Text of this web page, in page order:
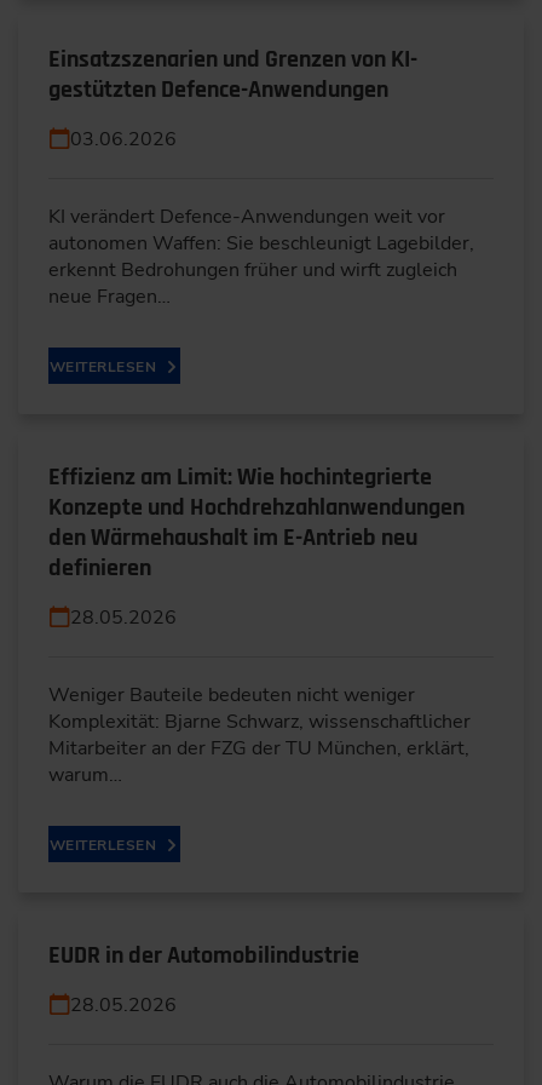
Einsatzszenarien und Grenzen von KI-
gestützten Defence-Anwendungen
03.06.2026
KI verändert Defence-Anwendungen weit vor
autonomen Waffen: Sie beschleunigt Lagebilder,
erkennt Bedrohungen früher und wirft zugleich
neue Fragen…
WEITERLESEN
Effizienz am Limit: Wie hochintegrierte
Konzepte und Hochdrehzahlanwendungen
den Wärmehaushalt im E-Antrieb neu
definieren
28.05.2026
Weniger Bauteile bedeuten nicht weniger
Komplexität: Bjarne Schwarz, wissenschaftlicher
Mitarbeiter an der FZG der TU München, erklärt,
warum…
WEITERLESEN
EUDR in der Automobilindustrie
28.05.2026